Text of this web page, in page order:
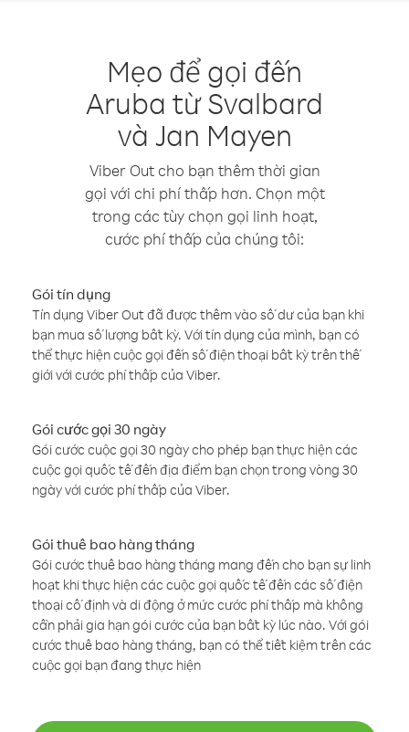
Mẹo để gọi đến
Aruba từ Svalbard
và Jan Mayen
Viber Out cho bạn thêm thời gian
gọi với chi phí thấp hơn. Chọn một
trong các tùy chọn gọi linh hoạt,
cước phí thấp của chúng tôi:
Gói tín dụng
Tín dụng Viber Out đã được thêm vào số dư của bạn khi
bạn mua số lượng bất kỳ. Với tín dụng của mình, bạn có
thể thực hiện cuộc gọi đến số điện thoại bất kỳ trên thế
giới với cước phí thấp của Viber.
Gói cước gọi 30 ngày
Gói cước cuộc gọi 30 ngày cho phép bạn thực hiện các
cuộc gọi quốc tế đến địa điểm bạn chọn trong vòng 30
ngày với cước phí thấp của Viber.
Gói thuê bao hàng tháng
Gói cước thuê bao hàng tháng mang đến cho bạn sự linh
hoạt khi thực hiện các cuộc gọi quốc tế đến các số điện
thoại cố định và di động ở mức cước phí thấp mà không
cần phải gia hạn gói cước của bạn bất kỳ lúc nào. Với gói
cước thuê bao hàng tháng, bạn có thể tiết kiệm trên các
cuộc gọi bạn đang thực hiện